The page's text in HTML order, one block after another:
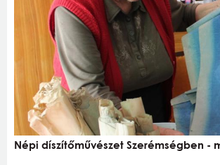
Népi díszítőművészet Szerémségben -